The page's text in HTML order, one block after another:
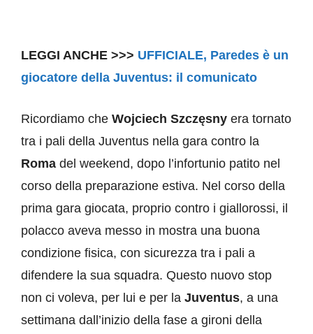
LEGGI ANCHE >>> UFFICIALE, Paredes è un
giocatore della Juventus: il comunicato
Ricordiamo che Wojciech Szczęsny era tornato
tra i pali della Juventus nella gara contro la
Roma del weekend, dopo l’infortunio patito nel
corso della preparazione estiva. Nel corso della
prima gara giocata, proprio contro i giallorossi, il
polacco aveva messo in mostra una buona
condizione fisica, con sicurezza tra i pali a
difendere la sua squadra. Questo nuovo stop
non ci voleva, per lui e per la Juventus, a una
settimana dall’inizio della fase a gironi della